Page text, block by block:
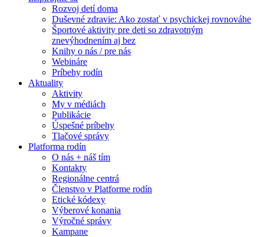
Rozvoj detí doma
Duševné zdravie: Ako zostať v psychickej rovnováhe
Športové aktivity pre deti so zdravotným
znevýhodnením aj bez
Knihy o nás / pre nás
Webináre
Príbehy rodín
Aktuality
Aktivity
My v médiách
Publikácie
Úspešné príbehy
Tlačové správy
Platforma rodín
O nás + náš tím
Kontakty
Regionálne centrá
Členstvo v Platforme rodín
Etické kódexy
Výberové konania
Výročné správy
Kampane